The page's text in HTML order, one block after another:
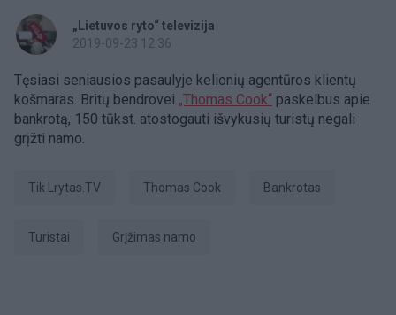
„Lietuvos ryto“ televizija
2019-09-23 12:36
Tęsiasi seniausios pasaulyje kelionių agentūros klientų
košmaras. Britų bendrovei „Thomas Cook“ paskelbus apie
bankrotą, 150 tūkst. atostogauti išvykusių turistų negali
grįžti namo.
tik Lrytas.TV Thomas Cook Bankrotas
turistai grįžimas namo